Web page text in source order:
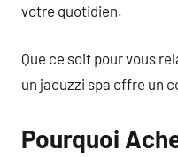
votre quotidien.
Que ce soit pour vous
un jacuzzi spa offre un
Pourquoi